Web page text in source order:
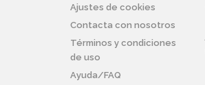
Ajustes de cookies
Contacta con nosotros
Términos y condiciones
de uso
Ayuda/FAQ